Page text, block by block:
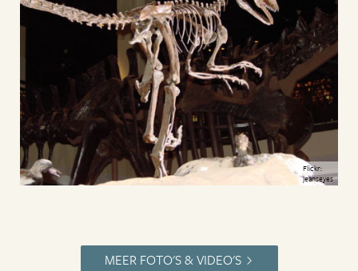
Flickr:
jeanseyes
MEER FOTO'S & VIDEO'S